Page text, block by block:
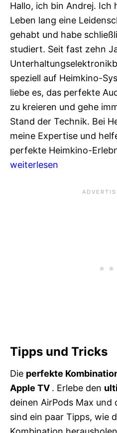
Hallo, ich bin Andrej. Ich
Leben lang eine
gehabt und habe
studiert. Seit fast zehn
speziell auf Heimkino-
liebe es, das perfekte
zu kreieren und gehe
Stand der Technik. Bei
meine Expertise und
perfekte Heimkino-
weiterlesen
Tipps und Tricks
Die perfekte
Apple TV . Erlebe den
deinen AirPods Max und
sind ein paar Tipps, wie